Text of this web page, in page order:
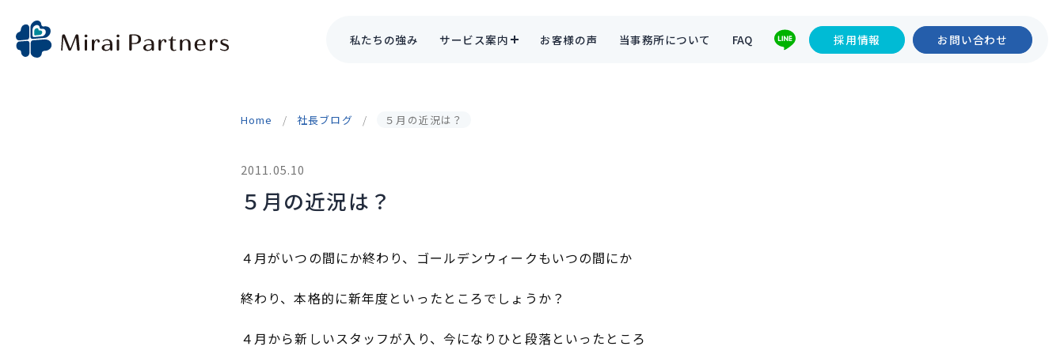
私たちの強み サービス案内 お客様の声 当事務所について FAQ 採用情報 お問い合わせ
Home 社長ブログ ５月の近況は？
2011.05.10
５月の近況は？
４月がいつの間にか終わり、ゴールデンウィークもいつの間にか
終わり、本格的に新年度といったところでしょうか？
４月から新しいスタッフが入り、今になりひと段落といったところ